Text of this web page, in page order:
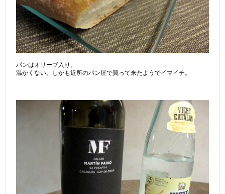
パンはオリーブ入り。
温かくない。しかも近所のパン屋で買って来たようでイマイチ。